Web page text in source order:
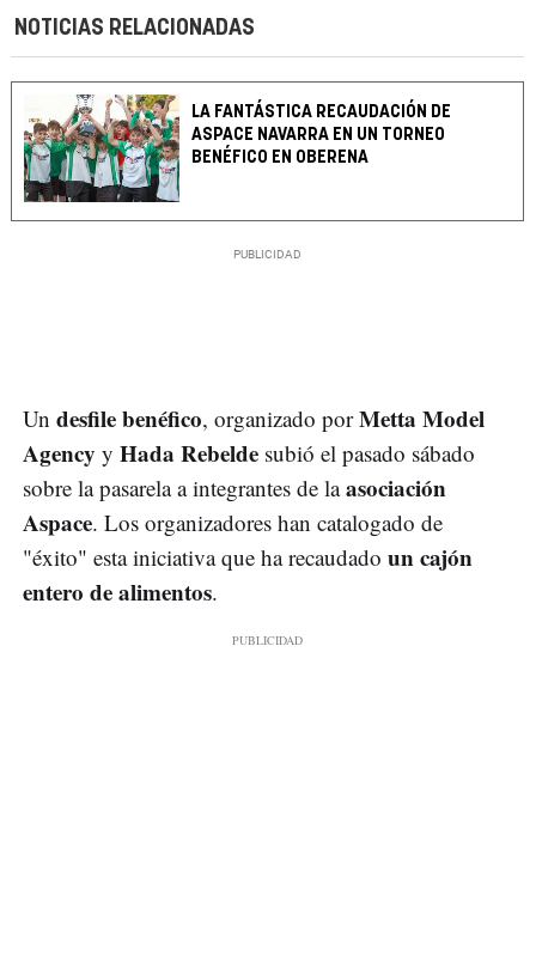
NOTICIAS RELACIONADAS
LA FANTÁSTICA RECAUDACIÓN DE
ASPACE NAVARRA EN UN TORNEO
BENÉFICO EN OBERENA
Un desfile benéfico, organizado porMetta Model
Agency y Hada Rebelde subió el pasado sábado
sobre la pasarela a integrantes de laasociación
Aspace. Los organizadores han catalogado de
"éxito" esta iniciativa que ha recaudado un cajón
entero de alimentos.